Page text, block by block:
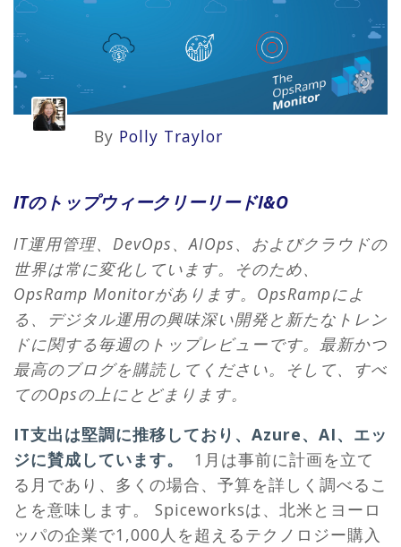
By Polly Traylor
ITのトップウィークリーリードI&O
IT運用管理、DevOps、AIOps、およびクラウドの
世界は常に変化しています。そのため、
OpsRamp Monitorがあります。OpsRampによ
る、デジタル運用の興味深い開発と新たなトレン
ドに関する毎週のトップレビューです。最新かつ
最高のブログを購読してください。そして、すべ
てのOpsの上にとどまります。
IT支出は堅調に推移しており、Azure、AI、エッ
ジに賛成しています。
1月は事前に計画を立て
る月であり、多くの場合、予算を詳しく調べるこ
とを意味します。 Spiceworksは、北米とヨーロ
ッパの企業で1,000人を超えるテクノロジー購入